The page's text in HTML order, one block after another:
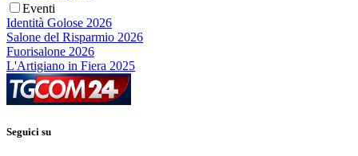
Eventi
Identità Golose 2026
Salone del Risparmio 2026
Fuorisalone 2026
L'Artigiano in Fiera 2025
Seguici su